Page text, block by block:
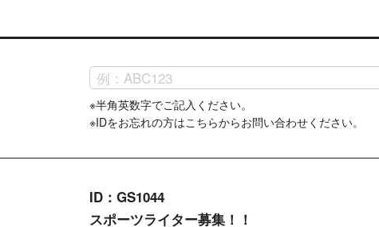
※半角英数字でご記入ください。
※IDをお忘れの方はこちらからお問い合わせください。
ID：GS1044
スポーツライター募集！！